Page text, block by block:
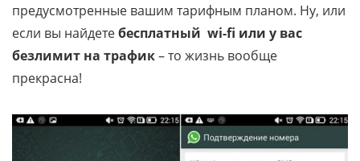
предусмотренные вашим тарифным планом. Ну, или
если вы найдетебесплатный wi-fi или у вас
безлимит на трафик– то жизнь вообще
прекрасна!